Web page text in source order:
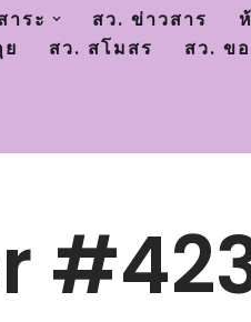
าระ สว. ข่าวสาร
สว. สโมสร สว. ข